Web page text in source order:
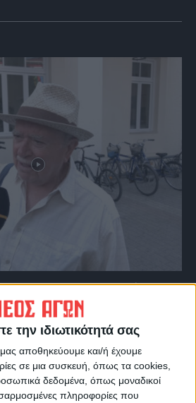
την ιδιωτικότητά σας
μας αποθηκεύουμε και/ή έχουμε
σε μια συσκευή, όπως τα cookies,
δεδομένα, όπως μοναδικοί
πληροφορίες που
εκμεταλλευτεί στις
για κάποια αγορά;